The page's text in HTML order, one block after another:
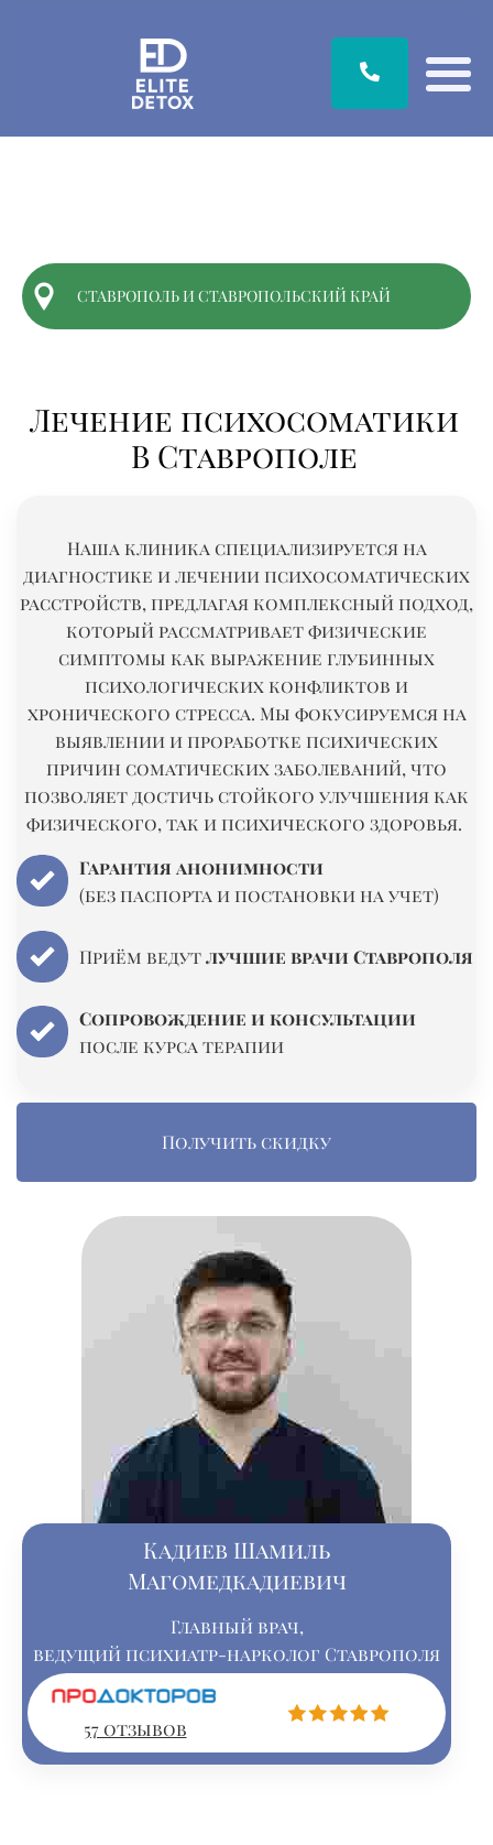
СТАВРОПОЛЬ И СТАВРОПОЛЬСКИЙ КРАЙ
Лечение психосоматики
В Ставрополе
Наша клиника специализируется на
диагностике и лечении психосоматических
расстройств, предлагая комплексный подход,
который рассматривает физические
симптомы как выражение глубинных
психологических конфликтов и
хронического стресса. Мы фокусируемся на
выявлении и проработке психических
причин соматических заболеваний, что
позволяет достичь стойкого улучшения как
физического, так и психического здоровья.
Гарантия анонимности
(без паспорта и постановки на учет)
Приём ведутлучшие врачи Ставрополя
Сопровождение и консультации
после курса терапии
Получить скидку
Кадиев Шамиль
Магомедкадиевич
Главный врач,
ведущий психиатр-нарколог Ставрополя
57 отзывов